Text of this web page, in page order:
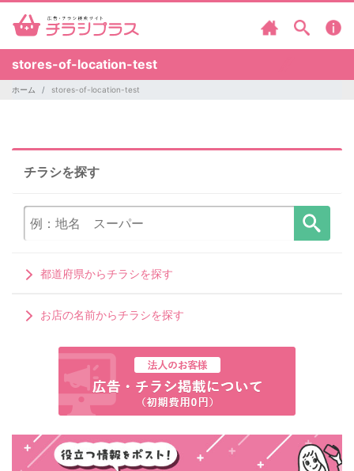
stores-of-location-test
ホーム stores-of-location-test
チラシを探す
都道府県からチラシを探す
お店の名前からチラシを探す